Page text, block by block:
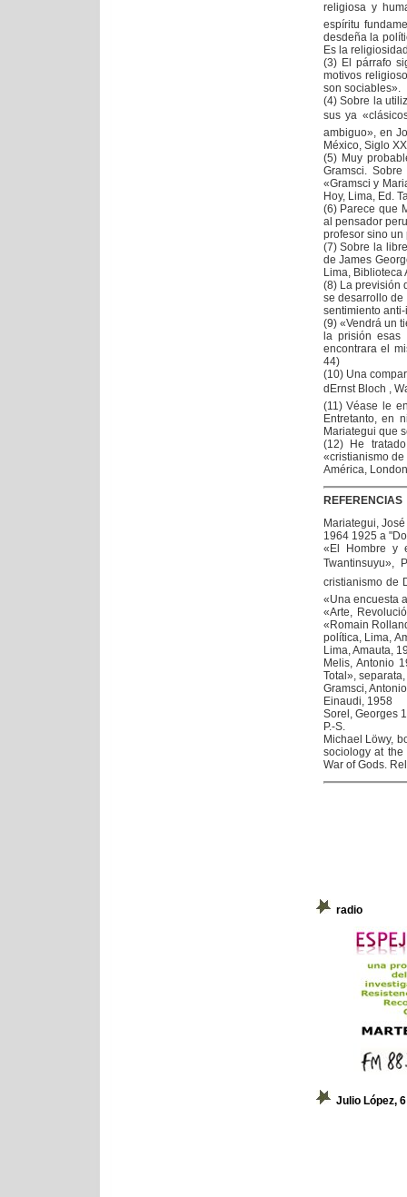
religiosa y
espíritu
desdeña la
Es la
(3) El párrafo
motivos
son sociables».
(4) Sobre la
sus ya
ambiguo», en
México, Siglo
(5) Muy
Gramsci.
«Gramsci y
Hoy, Lima, Ed.
(6) Parece que
al pensador
profesor sino un
(7) Sobre la
de James
Lima, Biblioteca
(8) La previsión
se desarrollo de
sentimiento
(9) «Vendrá un
la prisión esas
encontrara el
44)
(10) Una
dErnst Bloch ,
(11) Véase le
Entretanto, en
Mariategui que
(12) He
«cristianismo
América,
REFERENCIAS
Mariategui,
1964 1925 a
«El Hombre y
Twantinsuyu»,
cristianismo
«Una encuesta
«Arte,
«Romain
política, Lima,
Lima, Amauta,
Melis, Antonio
Total»,
Gramsci,
Einaudi, 1958
Sorel, Georges
P.-S.
Michael Löwy,
sociology at
War of Gods.
radio
Julio López,